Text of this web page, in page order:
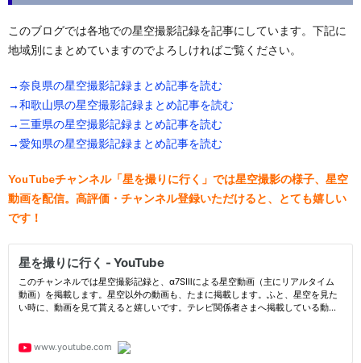
このブログでは各地での星空撮影記録を記事にしています。下記に
地域別にまとめていますのでよろしければご覧ください。
→奈良県の星空撮影記録まとめ記事を読む
→和歌山県の星空撮影記録まとめ記事を読む
→三重県の星空撮影記録まとめ記事を読む
→愛知県の星空撮影記録まとめ記事を読む
YouTubeチャンネル「星を撮りに行く」では星空撮影の様子、星空
動画を配信。高評価・チャンネル登録いただけると、とても嬉しい
です！